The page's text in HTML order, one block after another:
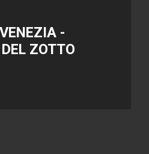
-
ZOTTO